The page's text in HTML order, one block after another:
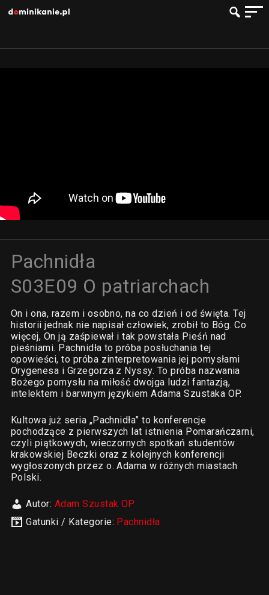
Pachnidła
S03E09 O patriarchach
On i ona, razem i osobno, na co dzień i od święta. Tej
historii jednak nie napisał człowiek, zrobił to Bóg. Co
więcej, On ją zaśpiewał i tak powstała Pieśń nad
pieśniami. Pachnidła to próba posłuchania tej
opowieści, to próba zinterpretowania jej pomysłami
Orygenesa i Grzegorza z Nyssy. To próba nazwania
Bożego pomysłu na miłość dwojga ludzi fantazją,
intelektem i barwnym językiem Adama Szustaka OP.
Kultowa już seria „Pachnidła” to konferencje
pochodzące z pierwszych lat istnienia Pomarańczarni,
czyli piątkowych, wieczornych spotkań studentów
krakowskiej Beczki oraz z kolejnych konferencji
wygłoszonych przez o. Adama w różnych miastach
Polski.
Autor: Adam Szustak OP
Gatunki / Kategorie: Pachnidła